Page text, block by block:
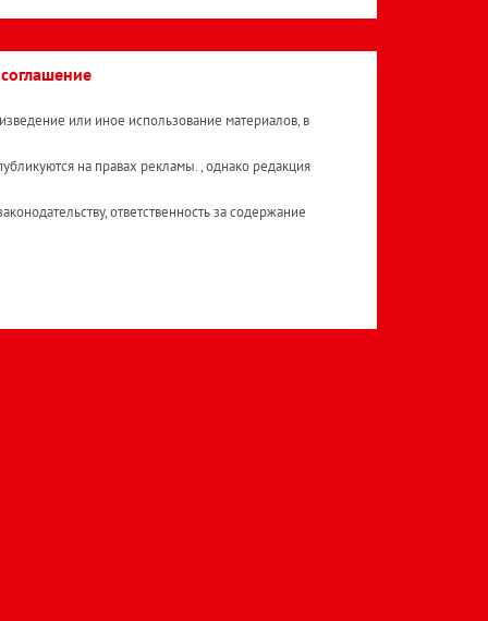
или иное использование материалов, в
на правах рекламы. , однако редакция
ответственность за содержание